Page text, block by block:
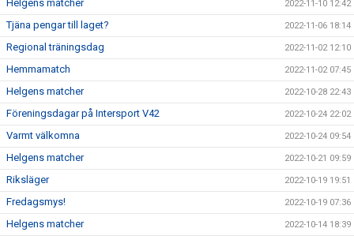
Helgens matcher 2022-11-10 12:42
Tjäna pengar till laget? 2022-11-06 18:14
Regional träningsdag 2022-11-02 12:10
Hemmamatch 2022-11-02 07:45
Helgens matcher 2022-10-28 22:43
Föreningsdagar på Intersport V42 2022-10-24 22:02
Varmt välkomna 2022-10-24 09:54
Helgens matcher 2022-10-21 09:59
Riksläger 2022-10-19 19:51
Fredagsmys! 2022-10-19 07:36
Helgens matcher 2022-10-14 18:39